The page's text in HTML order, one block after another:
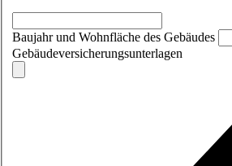
Baujahr und Wohnfläche des Gebäudes
Gebäudeversicherungsunterlagen